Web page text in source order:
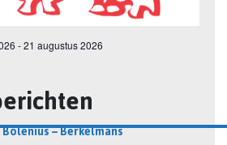
– Berkelmans